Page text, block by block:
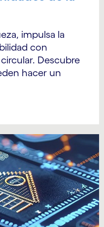
impulsa la
con
Descubre
hacer un